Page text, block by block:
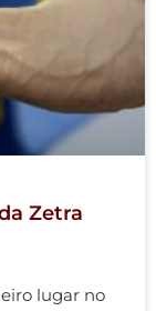
Zetra
lugar no